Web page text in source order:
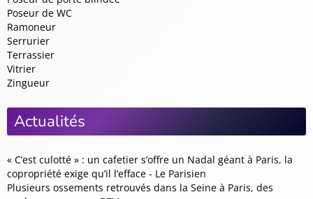
Poseur de WC
Ramoneur
Serrurier
Terrassier
Vitrier
Zingueur
Actualités
« C’est culotté » : un cafetier s’offre un Nadal géant à Paris, la
copropriété exige qu’il l’efface - Le Parisien
Plusieurs ossements retrouvés dans la Seine à Paris, des